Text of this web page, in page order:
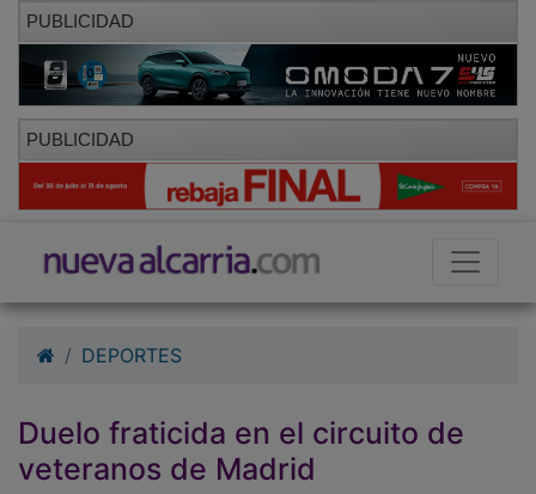
PUBLICIDAD
PUBLICIDAD
Duelo fraticida en el circuito de
veteranos de Madrid